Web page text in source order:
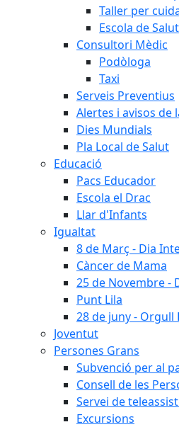
Taller per
Escola de
Consultori Mèdic
Podòloga
Taxi
Serveis Preventius
Alertes i avisos de
Dies Mundials
Pla Local de Salut
Educació
Pacs Educador
Escola el Drac
Llar d'Infants
Igualtat
8 de Març - Dia
Càncer de Mama
25 de Novembre -
Punt Lila
28 de juny - Orgull
Joventut
Persones Grans
Subvenció per al
Consell de les
Servei de
Excursions